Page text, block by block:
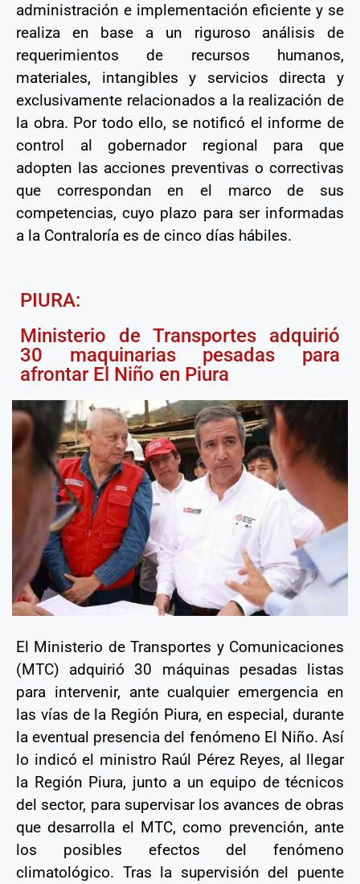
administración e implementación eficiente y se
realiza en base a un riguroso análisis de
requerimientos de recursos humanos,
materiales, intangibles y servicios directa y
exclusivamente relacionados a la realización de
la obra. Por todo ello, se notificó el informe de
control al gobernador regional para que
adopten las acciones preventivas o correctivas
que correspondan en el marco de sus
competencias, cuyo plazo para ser informadas
a la Contraloría es de cinco días hábiles.
PIURA:
Ministerio de Transportes adquirió
30 maquinarias pesadas para
afrontar El Niño en Piura
El Ministerio de Transportes y Comunicaciones
(MTC) adquirió 30 máquinas pesadas listas
para intervenir, ante cualquier emergencia en
las vías de la Región Piura, en especial, durante
la eventual presencia del fenómeno El Niño. Así
lo indicó el ministro Raúl Pérez Reyes, al llegar
la Región Piura, junto a un equipo de técnicos
del sector, para supervisar los avances de obras
que desarrolla el MTC, como prevención, ante
los posibles efectos del fenómeno
climatológico. Tras la supervisión del puente